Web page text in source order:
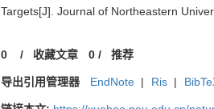
Targets[J]. Journal of Northeastern
0 / 收藏文章 0/ 推荐
导出引用管理器 EndNote | Ris |